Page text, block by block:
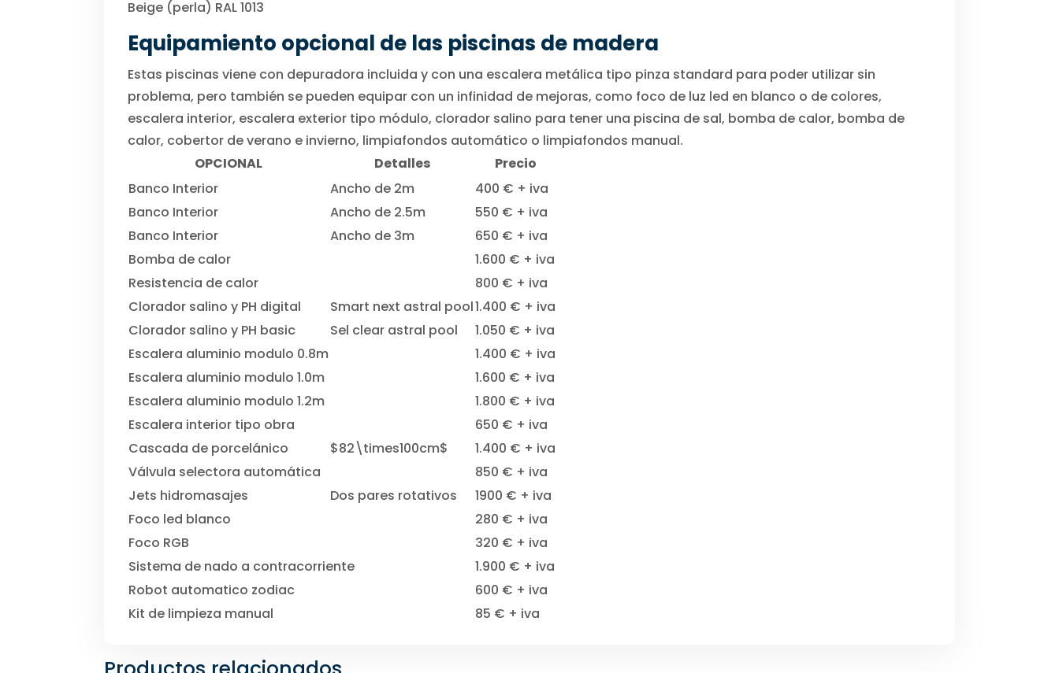
Beige (perla) RAL 1013
Equipamiento opcional de las piscinas de madera
Estas piscinas viene con depuradora incluida y con una escalera metálica tipo pinza standard para poder utilizar sin
problema, pero también se pueden equipar con un infinidad de mejoras, como foco de luz led en blanco o de colores,
escalera interior, escalera exterior tipo módulo, clorador salino para tener una piscina de sal, bomba de calor, bomba de
calor, cobertor de verano e invierno, limpiafondos automático o limpiafondos manual.
OPCIONAL
Detalles
Precio
Banco Interior
Ancho de 2m
400 € + iva
Banco Interior
Ancho de 2.5m
550 € + iva
Banco Interior
Ancho de 3m
650 € + iva
Bomba de calor
1.600 € + iva
Resistencia de calor
800 € + iva
Clorador salino y PH digital
Smart next astral pool1.400 € + iva
Clorador salino y PH basic
Sel clear astral pool
1.050 € + iva
Escalera aluminio modulo 0.8m
1.400 € + iva
Escalera aluminio modulo 1.0m
1.600 € + iva
Escalera aluminio modulo 1.2m
1.800 € + iva
Escalera interior tipo obra
650 € + iva
Cascada de porcelánico
$82\times100cm$
1.400 € + iva
Válvula selectora automática
850 € + iva
Jets hidromasajes
Dos pares rotativos
1900 € + iva
Foco led blanco
280 € + iva
Foco RGB
320 € + iva
Sistema de nado a contracorriente
1.900 € + iva
Robot automatico zodiac
600 € + iva
Kit de limpieza manual
85 € + iva